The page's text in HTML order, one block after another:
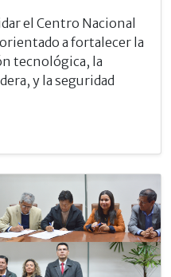
el Centro Nacional
a fortalecer la
tecnológica, la
y la seguridad